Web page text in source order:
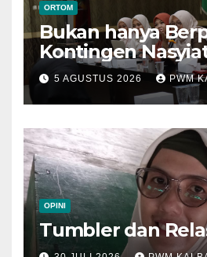
ORTOM
Bukan hanya
Kontingen
Kalbar
di Muktamar XV
5 AGUSTUS 2026 PWM
OPINI
Tumbler dan